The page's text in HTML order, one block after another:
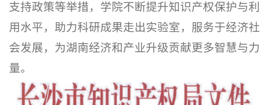
支持政策等举措，学院不断提升知识产权保护与利
用水平，助力科研成果走出实验室，服务于经济社
会发展，为湖南经济和产业升级贡献更多智慧与力
量。